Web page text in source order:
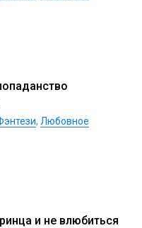
, Любовное
и не влюбиться